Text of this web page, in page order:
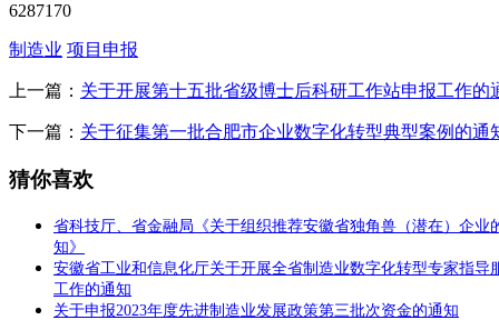
6287170
制造业 项目申报
上一篇： 关于开展第十五批省级博士后科研工作站申报工作的
下一篇： 关于征集第一批合肥市企业数字化转型典型案例的通
猜你喜欢
省科技厅、省金融局《关于组织推荐安徽省独角兽（潜在）企业
知》
安徽省工业和信息化厅关于开展全省制造业数字化转型专家指导
工作的通知
关于申报2023年度先进制造业发展政策第三批次资金的通知